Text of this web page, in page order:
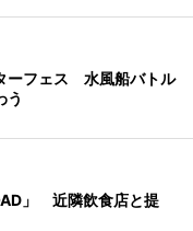
ーフェス 水風船バトル
う
」 近隣飲食店と提